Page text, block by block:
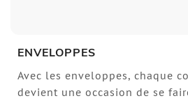
ENVELOPPES
Avec les enveloppes, chaque
devient une occasion de se